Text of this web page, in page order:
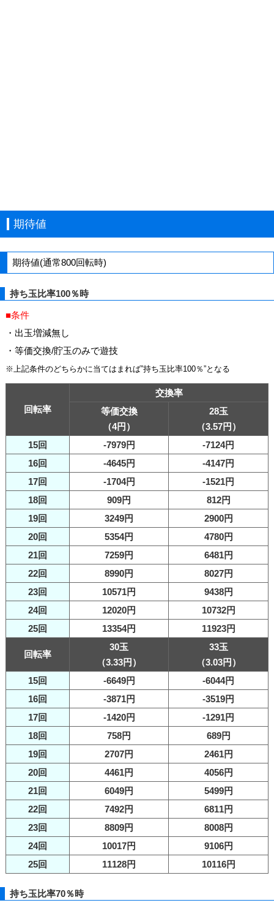
期待値
期待値(通常800回転時)
持ち玉比率100％時
■条件
・出玉増減無し
・等価交換/貯玉のみで遊技
※上記条件のどちらかに当てはまれば”持ち玉比率100％”となる
回転率
交換率
等価交換
（4円）
28玉
（3.57円）
15回
-7979円
-7124円
16回
-4645円
-4147円
17回
-1704円
-1521円
18回
909円
812円
19回
3249円
2900円
20回
5354円
4780円
21回
7259円
6481円
22回
8990円
8027円
23回
10571円
9438円
24回
12020円
10732円
25回
13354円 11923円
回転率
30玉
（3.33円）
33玉
（3.03円）
15回
-6649円
-6044円
16回
-3871円
-3519円
17回
-1420円
-1291円
18回
758円
689円
19回
2707円
2461円
20回
4461円
4056円
21回
6049円
5499円
22回
7492円
6811円
23回
8809円
8008円
24回
10017円
9106円
25回
11128円 10116円
持ち玉比率70％時